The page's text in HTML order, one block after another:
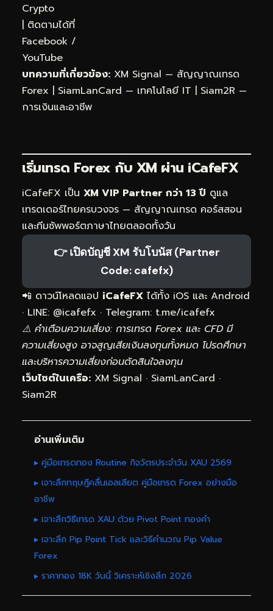
Crypto
| ติดตามได้ที่
Facebook /
YouTube
บทความที่เกี่ยวข้อง: XM Signal — สัญญาณเทรด
Forex | SiamLanCard — เทคโนโลยี IT | Siam2R —
การเงินและอาชีพ
เริ่มเทรด Forex กับ XM ผ่าน iCafeFX
iCafeFX เป็น XM VIP Partner กว่า 13 ปี ดูแล
เทรดเดอร์ไทยครบวงจร — สัญญาณเทรด คอร์สสอน
และทีมซัพพอร์ตภาษาไทยตลอดทั้งวัน
👉 เปิดบัญชี XM รับโบนัส (Partner
Code: cafefx)
📲 ดาวน์โหลดแอป iCafeFX ได้ทั้ง iOS และ Android
· LINE: @icafefx · Telegram: t.me/icafefx
⚠️ คำเตือนความเสี่ยง: การเทรด Forex และ CFD มี
ความเสี่ยงสูง อาจสูญเสียเงินลงทุนทั้งหมด โปรดศึกษา
และบริหารความเสี่ยงก่อนตัดสินใจลงทุน
เว็บไซต์ในเครือ: XM Signal · SiamLanCard ·
Siam2R
อ่านเพิ่มเติม
▸ คู่มือเทรดทอง Routine กิจวัตรประจำวัน XAU 2569
▸ เจาะลึกทฤษฎีคลื่นเอลเลียต คู่มือเทรด Forex อย่างมือ
อาชีพ
▸ เจาะลึกวิธีเทรด XAU ด้วย Pivot Point ทองคำ
▸ เจาะลึก Pip Point Tick และวิธีคำนวณ Pip Value
Forex
▸ ราคาทอง 18K วันนี้ วิเคราะห์เชิงลึก 2026